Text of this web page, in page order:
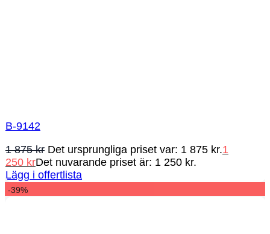
B-9142
1 875kr Det ursprungliga priset var: 1 875 kr.1
250 krDet nuvarande priset är: 1 250 kr.
Lägg i offertlista
-39%